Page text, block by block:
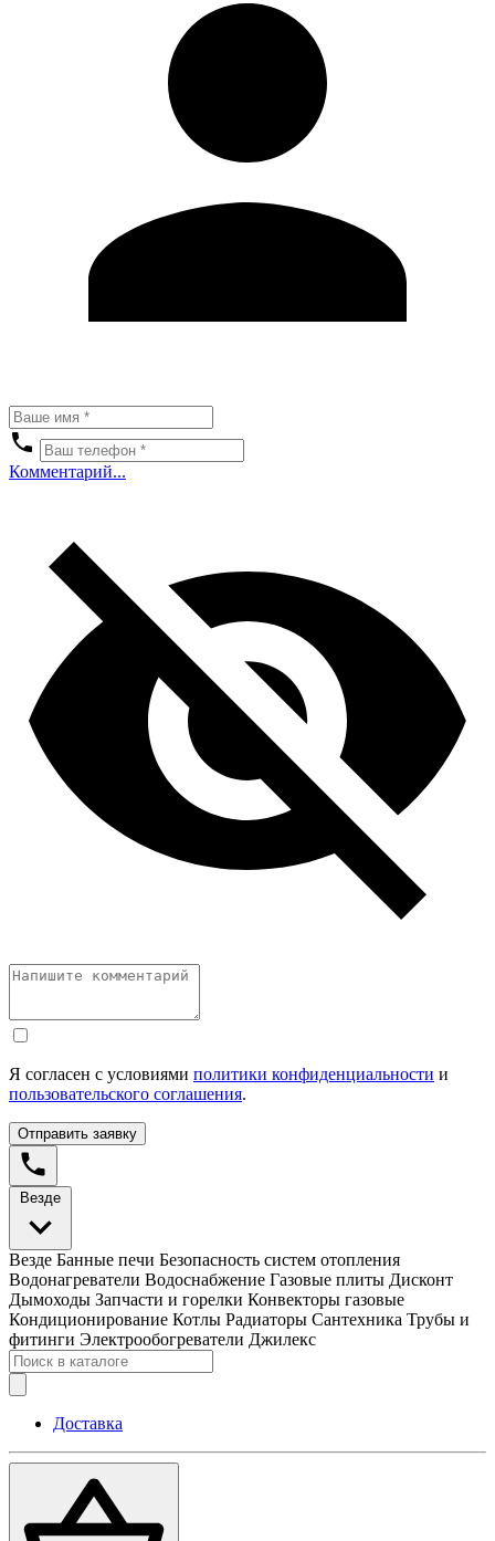
Комментарий...
Я согласен с условиями политики конфиденциальности и
пользовательского соглашения.
Отправить заявку
Везде
Везде Банные печи Безопасность систем отопления
Водонагреватели Водоснабжение Газовые плиты Дисконт
Дымоходы Запчасти и горелки Конвекторы газовые
Кондиционирование Котлы Радиаторы Сантехника Трубы и
фитинги Электрообогреватели Джилекс
Доставка